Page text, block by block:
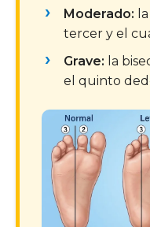
Moderado:
tercer y el
Grave: la
el quinto